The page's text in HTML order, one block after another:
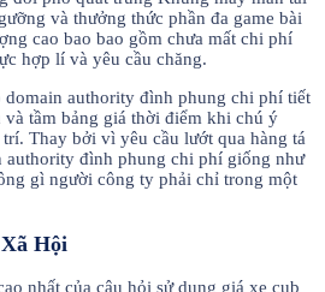
và thưởng thức phần đa game bài
cao bao bao gồm chưa mất chi phí
hợp lí và yêu cầu chăng.
domain authority đình phung chi phí tiết
và tầm bảng giá thời điểm khi chú ý
Thay bởi vì yêu cầu lướt qua hàng tá
authority đình phung chi phí giống như
gì người công ty phải chỉ trong một
Hội
nhất của câu hỏi sử dụng giá xe cub